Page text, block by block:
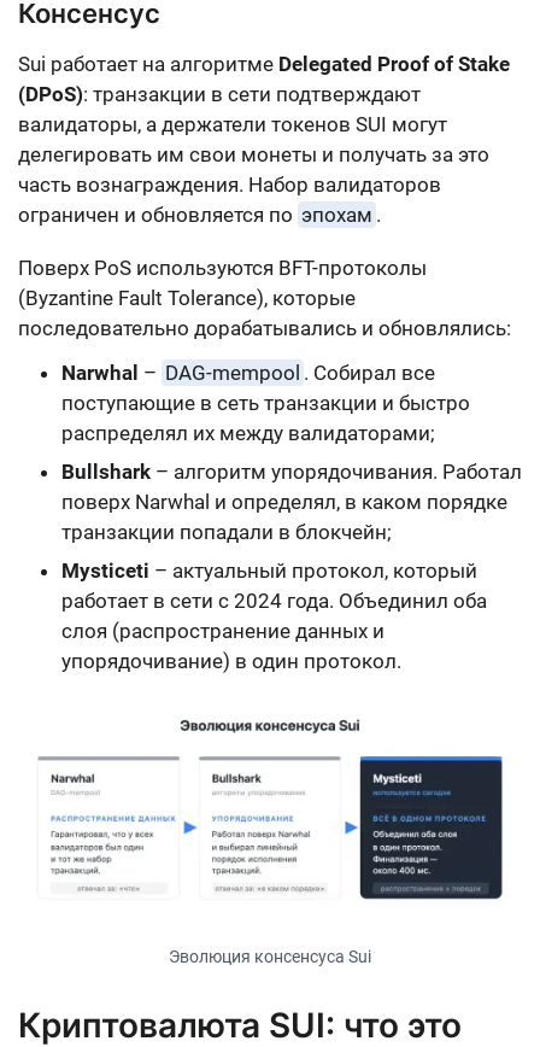
Консенсус
Sui работает на алгоритме Delegated Proof of Stake
(DPoS): транзакции в сети подтверждают
валидаторы, а держатели токенов SUI могут
делегировать им свои монеты и получать за это
часть вознаграждения. Набор валидаторов
ограничен и обновляется по эпохам .
Поверх PoS используются BFT-протоколы
(Byzantine Fault Tolerance), которые
последовательно дорабатывались и обновлялись:
Narwhal – DAG-mempool . Собирал все
поступающие в сеть транзакции и быстро
распределял их между валидаторами;
Bullshark – алгоритм упорядочивания. Работал
поверх Narwhal и определял, в каком порядке
транзакции попадали в блокчейн;
Mysticeti – актуальный протокол, который
работает в сети с 2024 года. Объединил оба
слоя (распространение данных и
упорядочивание) в один протокол.
Эволюция консенсуса Sui
Криптовалюта SUI: что это